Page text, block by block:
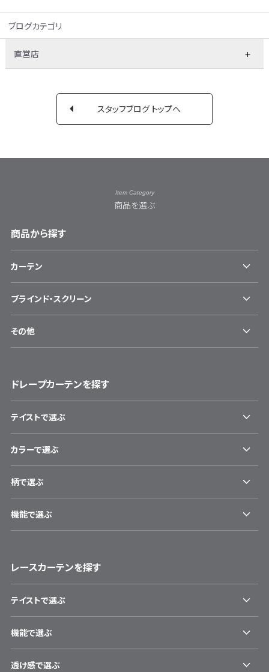
ブログカテゴリ
直営店
スタッフブログ トップへ
Item Category
商品を選ぶ
商品から探す
カーテン
ブラインド・スクリーン
その他
ドレープカーテンを探す
テイストで選ぶ
カラーで選ぶ
柄で選ぶ
機能で選ぶ
レースカーテンを探す
テイストで選ぶ
機能で選ぶ
透け感で選ぶ